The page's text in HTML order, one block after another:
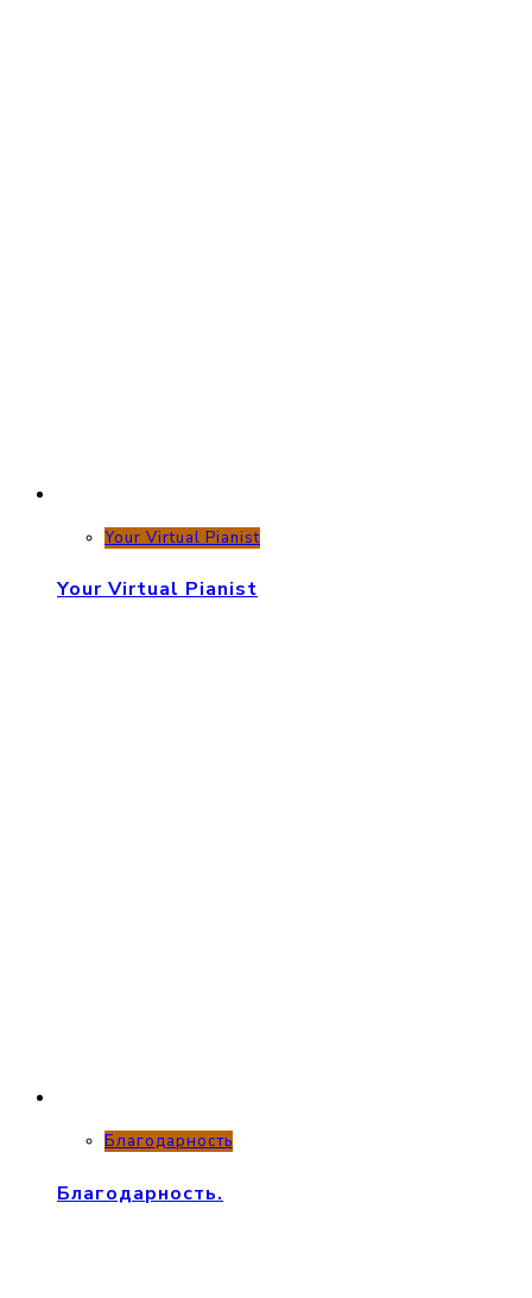
Your Virtual Pianist
Your Virtual Pianist
Благодарность
Благодарность.